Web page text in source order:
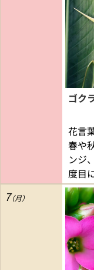
ゴク
花言
春や
ンジ
度目
7